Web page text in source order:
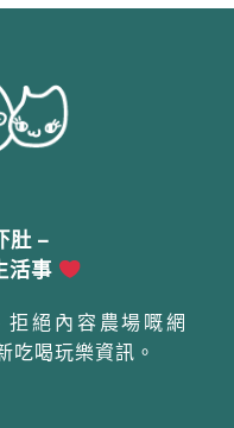
肚 –
活事
絕內容農場嘅網
吃喝玩樂資訊。